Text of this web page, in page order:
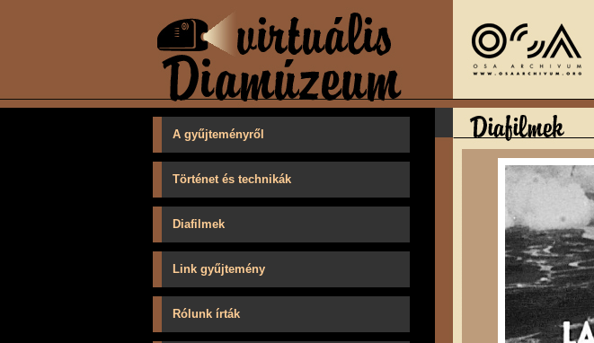
A gyűjteményről
Történet és technikák
Diafilmek
Link gyűjtemény
Rólunk írták